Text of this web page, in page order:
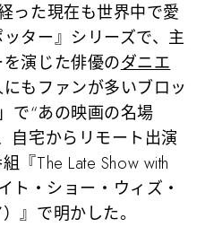
った現在も世界中で愛
ター』シリーズで、主
演じた俳優のダニエ
もファンが多いブロッ
で“あの映画の名場
自宅からリモート出演
『The Late Show with
ト・ショー・ウィズ・
』で明かした。